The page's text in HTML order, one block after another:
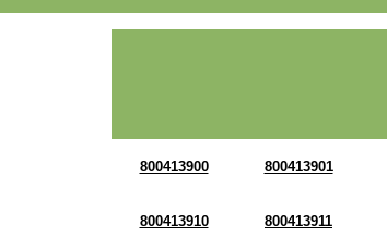
800413900 800413901
800413910 800413911